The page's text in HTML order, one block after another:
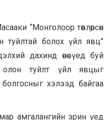
“Монголоор төвлөрсөн
туйлтай болох үйл явц”
дахинд өнөө үед буй
туйлт үйл явцыг
хэлээд байгаа
амгалангийн эрин үед